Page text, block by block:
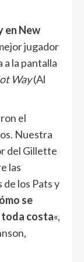
en New
jugador
a la pantalla
Way(Al
el
Nuestra
del Gillette
las
los Pats y
se
toda costa«,